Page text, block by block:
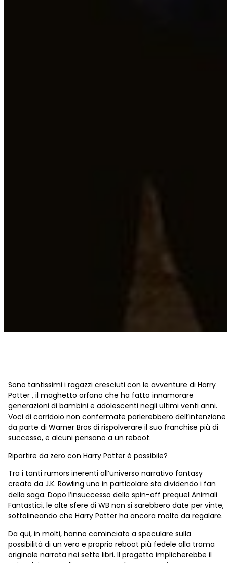
Sono tantissimi i ragazzi cresciuti con le avventure di Harry
Potter , il maghetto orfano che ha fatto innamorare
generazioni di bambini e adolescenti negli ultimi venti anni.
Voci di corridoio non confermate parlerebbero dell’intenzione
da parte di Warner Bros di rispolverare il suo franchise più di
successo, e alcuni pensano a un reboot.
Ripartire da zero con Harry Potter è possibile?
Tra i tanti rumors inerenti all’universo narrativo fantasy
creato da J.K. Rowling uno in particolare sta dividendo i fan
della saga. Dopo l’insuccesso dello spin-off prequel Animali
Fantastici, le alte sfere di WB non si sarebbero date per vinte,
sottolineando che Harry Potter ha ancora molto da regalare.
Da qui, in molti, hanno cominciato a speculare sulla
possibilità di un vero e proprio reboot più fedele alla trama
originale narrata nei sette libri. Il progetto implicherebbe il